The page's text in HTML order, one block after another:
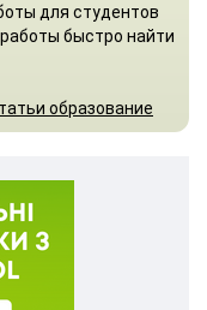
для студентов
быстро найти
образование